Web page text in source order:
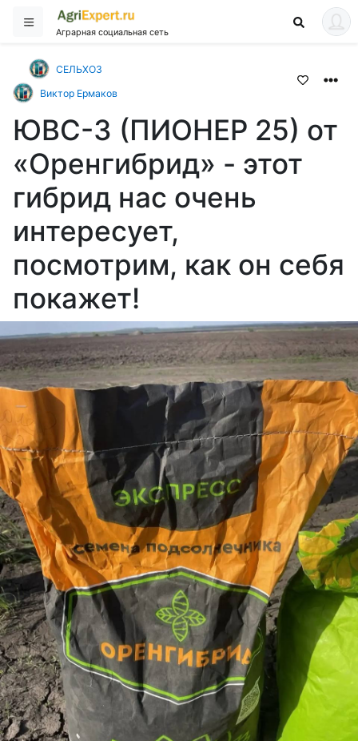
Аграрная социальная сеть
СЕЛЬХОЗ
Виктор Ермаков
ЮВС-3 (ПИОНЕР 25) от
«Оренгибрид» - этот
гибрид нас очень
интересует,
посмотрим, как он себя
покажет!